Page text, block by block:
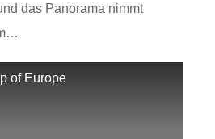
das Panorama nimmt
of Europe